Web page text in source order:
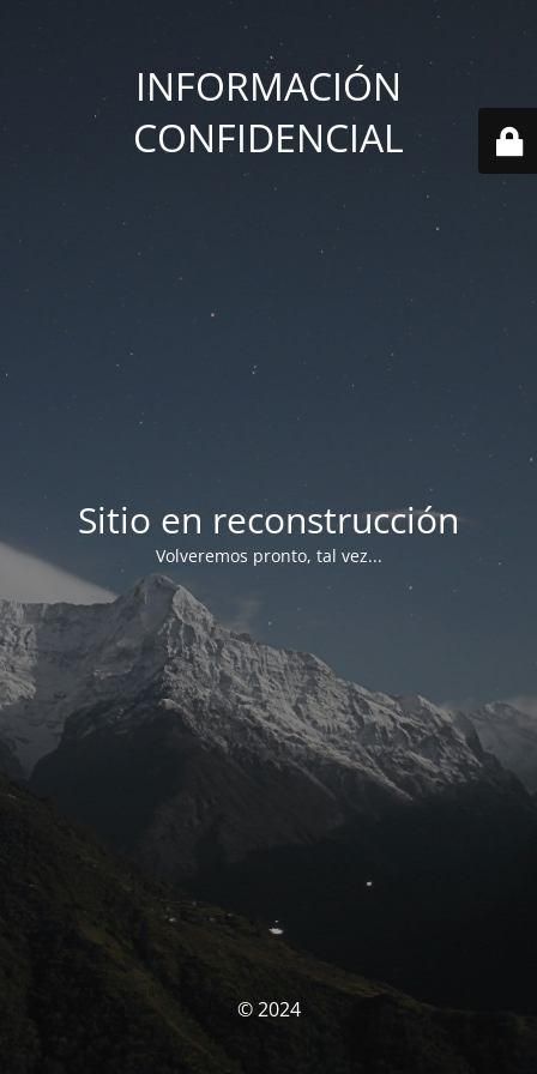
INFORMACIÓN
CONFIDENCIAL
Sitio en reconstrucción
Volveremos pronto, tal vez...
© 2024